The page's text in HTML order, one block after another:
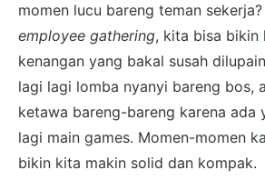
momen lucu bareng teman
employee gathering, kita bisa bikin
kenangan yang bakal susah
lagi lagi lomba nyanyi bareng bos,
ketawa bareng-bareng karena ada
lagi main games. Momen-momen
bikin kita makin solid dan kompak.